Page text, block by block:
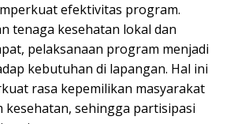
efektivitas program.
tenaga kesehatan lokal dan
pelaksanaan program menjadi
kebutuhan di lapangan. Hal ini
rasa kepemilikan masyarakat
sehingga partisipasi